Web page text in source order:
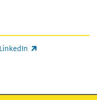
LinkedIn
link)